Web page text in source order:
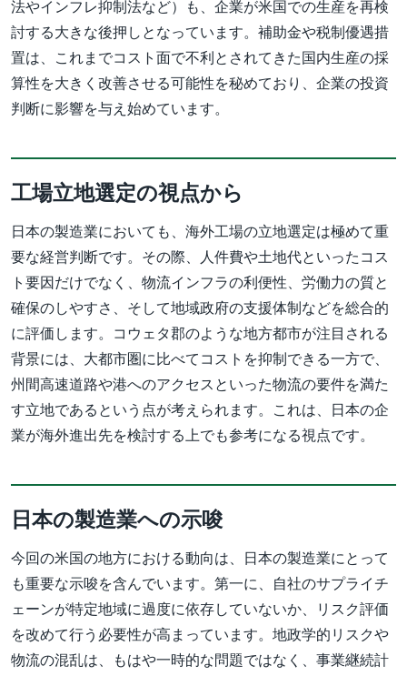
法やインフレ抑制法など）も、企業が米国での生産を再検
討する大きな後押しとなっています。補助金や税制優遇措
置は、これまでコスト面で不利とされてきた国内生産の採
算性を大きく改善させる可能性を秘めており、企業の投資
判断に影響を与え始めています。
工場立地選定の視点から
日本の製造業においても、海外工場の立地選定は極めて重
要な経営判断です。その際、人件費や土地代といったコス
ト要因だけでなく、物流インフラの利便性、労働力の質と
確保のしやすさ、そして地域政府の支援体制などを総合的
に評価します。コウェタ郡のような地方都市が注目される
背景には、大都市圏に比べてコストを抑制できる一方で、
州間高速道路や港へのアクセスといった物流の要件を満た
す立地であるという点が考えられます。これは、日本の企
業が海外進出先を検討する上でも参考になる視点です。
日本の製造業への示唆
今回の米国の地方における動向は、日本の製造業にとって
も重要な示唆を含んでいます。第一に、自社のサプライチ
ェーンが特定地域に過度に依存していないか、リスク評価
を改めて行う必要性が高まっています。地政学的リスクや
物流の混乱は、もはや一時的な問題ではなく、事業継続計